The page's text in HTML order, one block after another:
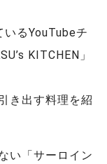
るYouTubeチ
KITCHEN」
き出す料理を紹
い「サーロイン